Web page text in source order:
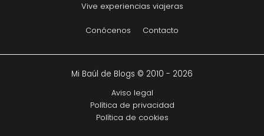
Vive experiencias viajeras
Conócenos Contacto
Mi Baúl de Blogs © 2010 - 2026
Aviso legal
Política de privacidad
Política de cookies